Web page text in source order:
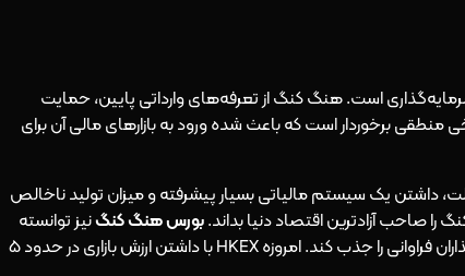
است. هنگ کنگ از تعرفه‌های وارداتی پایین، حمایت
برخوردار است که باعث شده ورود به بازارهای مالی آن برای
داشتن یک سیستم مالیاتی بسیار پیشرفته و میزان تولید ناخالص
صاحب آزادترین اقتصاد دنیا بداند.بورس هنگ کنگنیز توانسته
است با وضع قوانین جدید و ارائه تسهیلات مختلف سرمایه‌گذاران فراوانی را جذب کند. امروزه HKEX با داشتن ارزش بازاری در حدود 5